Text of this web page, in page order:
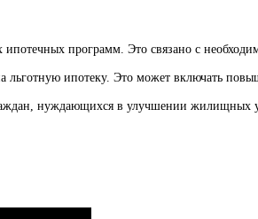
программ. Это связано с
ипотеку. Это может включать
нуждающихся в улучшении жилищных